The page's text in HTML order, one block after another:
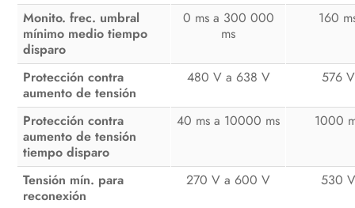
Monito. frec. umbral
mínimo medio tiempo
disparo
0 ms a 300 000
ms
160
Protección contra
aumento de tensión
480 V a 638 V 576 V
Protección contra
aumento de tensión
tiempo disparo
40 ms a 10000 ms 1000
Tensión mín. para
reconexión
270 V a 600 V 530 V